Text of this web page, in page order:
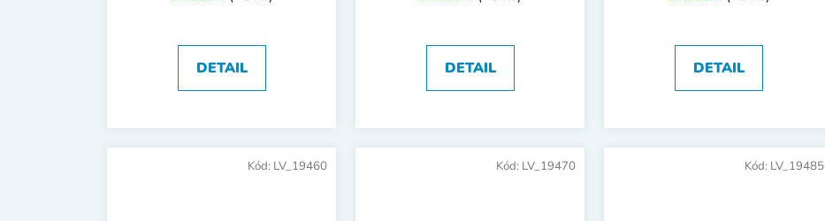
DETAIL DETAIL DETAIL
Kód: LV_19460 Kód: LV_19470 Kód: LV_19485